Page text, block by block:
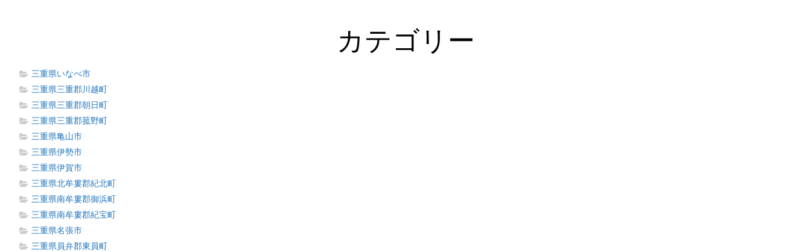
カテゴリー
三重県いなべ市
三重県三重郡川越町
三重県三重郡朝日町
三重県三重郡菰野町
三重県亀山市
三重県伊勢市
三重県伊賀市
三重県北牟婁郡紀北町
三重県南牟婁郡御浜町
三重県南牟婁郡紀宝町
三重県名張市
三重県員弁郡東員町